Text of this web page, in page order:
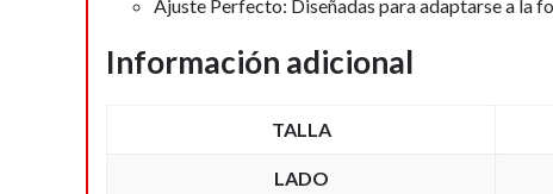
Ajuste Perfecto: Diseñadas para adaptarse a la
Información adicional
TALLA
LADO